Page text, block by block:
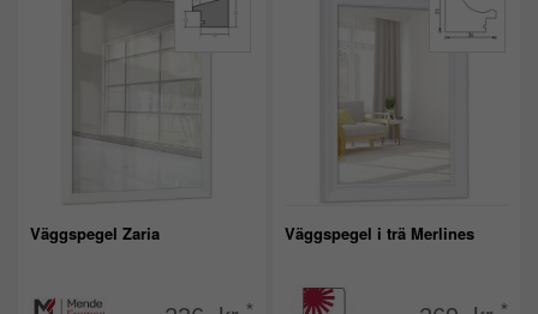
Väggspegel Zaria
*
Väggspegel i trä Merlines
*